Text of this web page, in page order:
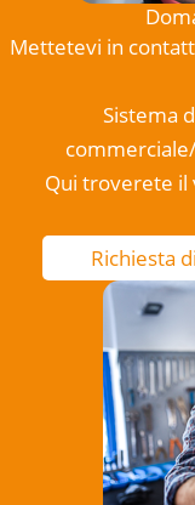
Mettetevi in
Sistema
Qui troverete il
Richiesta